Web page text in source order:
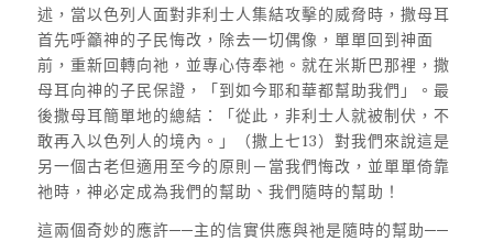
述，當以色列人面對非利士人集結攻擊的威脅時，撒母耳
首先呼籲神的子民悔改，除去一切偶像，單單回到神面
前，重新回轉向祂，並專心侍奉祂。就在米斯巴那裡，撒
母耳向神的子民保證，「到如今耶和華都幫助我們」。最
後撒母耳簡單地的總結：「從此，非利士人就被制伏，不
敢再入以色列人的境內。」（撒上七13）對我們來說這是
另一個古老但適用至今的原則－當我們悔改，並單單倚靠
祂時，神必定成為我們的幫助、我們隨時的幫助！
這兩個奇妙的應許──主的信實供應與祂是隨時的幫助──